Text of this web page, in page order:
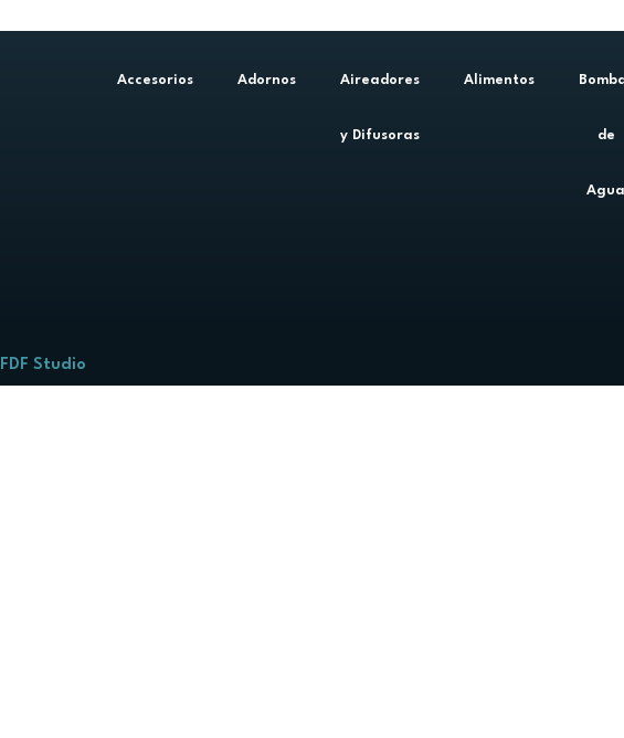
Accesorios Adornos Aireadores
y Difusoras
Alimentos
de
FDF Studio